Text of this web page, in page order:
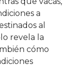
a
al
revela la
cómo